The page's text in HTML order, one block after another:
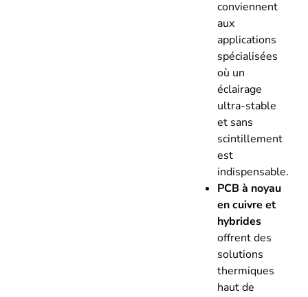
conviennent
aux
applications
spécialisées
où un
éclairage
ultra-stable
et sans
scintillement
est
indispensable.
PCB à noyau
en cuivre et
hybrides
offrent des
solutions
thermiques
haut de